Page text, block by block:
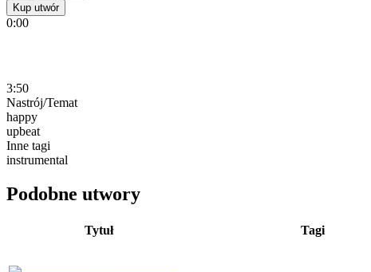
Kup utwór
0:00
3:50
Nastrój/Temat
happy
upbeat
Inne tagi
instrumental
Podobne utwory
Tytuł Tagi